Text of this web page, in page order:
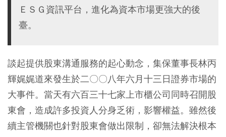
ＥＳＧ資訊平台，進化為資本市場更強大的後
臺。
談起提供股東溝通服務的起心動念，集保董事長林丙
輝娓娓道來發生於二〇〇八年六月十三日證券市場的
大事件。當天有六百三十七家上市櫃公司同時召開股
東會，造成許多投資人分身乏術，影響權益。雖然後
續主管機關也針對股東會做出限制，卻無法解決根本